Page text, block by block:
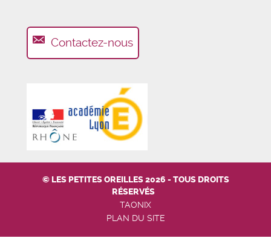
Contactez-nous
© LES PETITES OREILLES 2026 - TOUS DROITS
RÉSERVÉS
TAONIX
PLAN DU SITE